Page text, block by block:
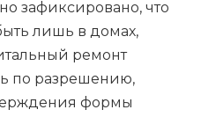
зафиксировано, что
лишь в домах,
ремонт
по разрешению,
формы